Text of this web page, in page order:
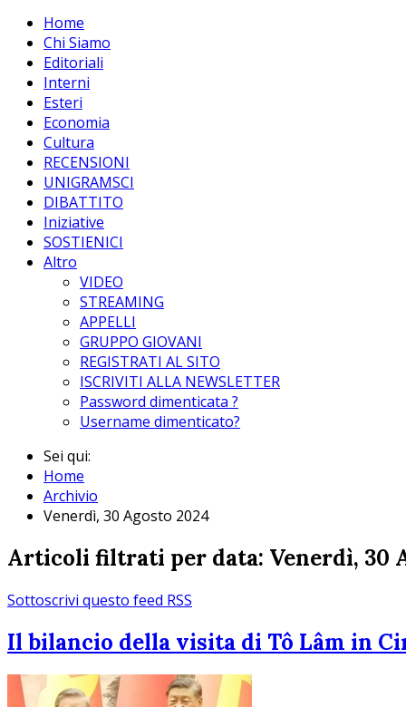
Home
Chi Siamo
Editoriali
Interni
Esteri
Economia
Cultura
RECENSIONI
UNIGRAMSCI
DIBATTITO
Iniziative
SOSTIENICI
Altro
VIDEO
STREAMING
APPELLI
GRUPPO GIOVANI
REGISTRATI AL SITO
ISCRIVITI ALLA NEWSLETTER
Password dimenticata ?
Username dimenticato?
Sei qui:
Home
Archivio
Venerdì, 30 Agosto 2024
Articoli filtrati per data: Venerdì, 30
Sottoscrivi questo feed RSS
Il bilancio della visita di Tô Lâm in